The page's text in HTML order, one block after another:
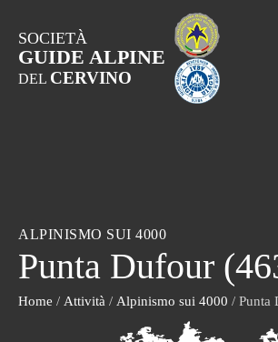
SOCIETÀ
GUIDE ALPINE
DEL CERVINO
ALPINISMO SUI 4000
Punta Dufour
Home / Attività / Alpinismo sui 4000 / Punta